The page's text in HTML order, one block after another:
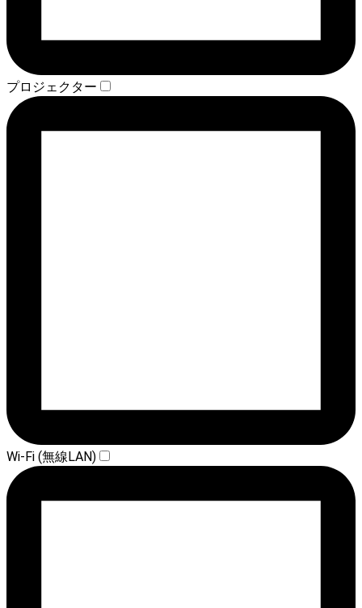
プロジェクター
Wi-Fi (無線LAN)